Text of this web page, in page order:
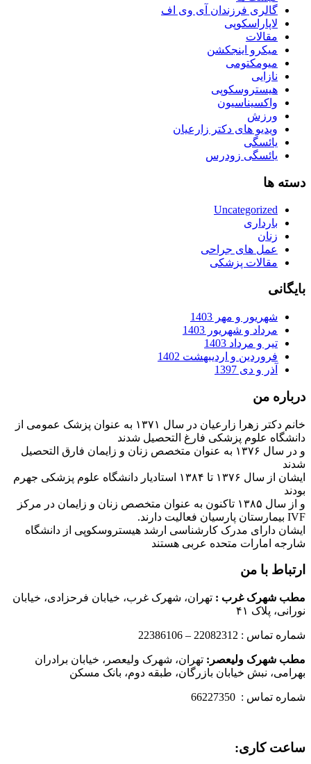
گالری فرزندان آی وی اف
لاپاراسکوپی
مقالات
میکرو اینجکشن
میومکتومی
نازایی
هیستروسکوپی
واکسیناسیون
ورزش
ویدیو های دکتر زارعیان
یائسگی
یائسگی زودرس
دسته ها
Uncategorized
بارداری
زنان
عمل های جراحی
مقالات پزشکی
بایگانی
شهریور و مهر 1403
مرداد و شهریور 1403
تیر و مرداد 1403
فروردین و اردیبهشت 1402
آذر و دی 1397
درباره من
خانم دکتر زهرا زارعیان در سال ۱۳۷۱ به عنوان پزشک عمومی از
دانشگاه علوم پزشکی فارغ التحصیل شدند
و در سال ۱۳۷۶ به عنوان متخصص زنان و زایمان فارق التحصیل
شدند
ایشان از سال ۱۳۷۶ تا ۱۳۸۴ استادیار دانشگاه علوم پزشکی جهرم
بودند
و از سال ۱۳۸۵ تاکنون به عنوان متخصص زنان و زایمان در مرکز
IVF بیمارستان پارسیان فعالیت دارند.
ایشان دارای مدرک کارشناسی ارشد هیستروسکوپی از دانشگاه
شارجه امارات متحده عربی هستند
ارتباط با من
مطب شهرک غرب : تهران، شهرک غرب، خیابان فرحزادی، خیابان
نورانی، پلاک ۴۱
شماره تماس : 22082312 – 22386106
مطب شهرک ولیعصر: تهران، شهرک ولیعصر، خیابان برادران
بهرامی، نبش خیابان بازرگان، طبقه دوم، بانک مسکن
شماره تماس : 66227350
ساعت کاری: